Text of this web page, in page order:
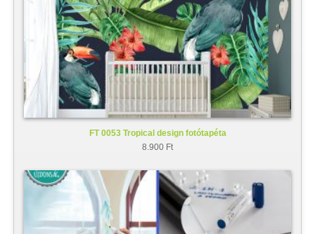
FT 0053 Tropical design fotótapéta
8.900 Ft